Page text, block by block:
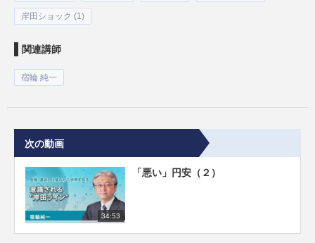
岸田ショック (1)
関連講師
宿輪 純一
次の動画
34:53
「悪い」円安（２）